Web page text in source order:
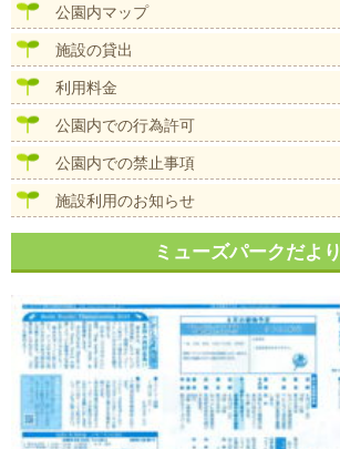
ー
ジ
送
り
公園内マップ
施設の貸出
利用料金
公園内での行為許可
公園内での禁止事項
施設利用のお知らせ
ミューズパークだより